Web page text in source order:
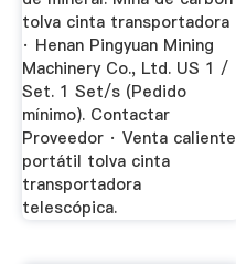
tolva cinta transportadora
· Henan Pingyuan Mining
Machinery Co., Ltd. US 1 /
Set. 1 Set/s (Pedido
mínimo). Contactar
Proveedor · Venta caliente
portátil tolva cinta
transportadora
telescópica.